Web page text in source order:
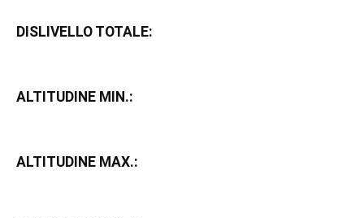
DISLIVELLO TOTALE:
ALTITUDINE MIN.:
ALTITUDINE MAX.: